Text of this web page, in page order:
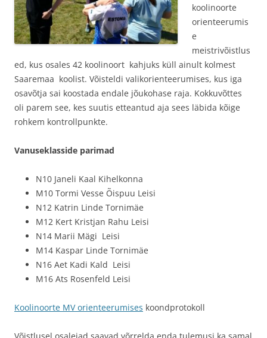
koolinoorte
orienteerumis
e
meistrivõistlus
ed, kus osales 42 koolinoort kahjuks küll ainult kolmest
Saaremaa koolist. Võisteldi valikorienteerumises, kus iga
osavõtja sai koostada endale jõukohase raja. Kokkuvõttes
oli parem see, kes suutis etteantud aja sees läbida kõige
rohkem kontrollpunkte.
Vanuseklasside parimad
N10 Janeli Kaal Kihelkonna
M10 Tormi Vesse Õispuu Leisi
N12 Katrin Linde Tornimäe
M12 Kert Kristjan Rahu Leisi
N14 Marii Mägi Leisi
M14 Kaspar Linde Tornimäe
N16 Aet Kadi Kald Leisi
M16 Ats Rosenfeld Leisi
Koolinoorte MV orienteerumises koondprotokoll